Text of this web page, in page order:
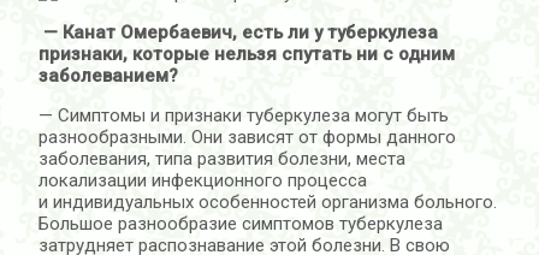
— Канат Омербаевич, есть ли у туберкулеза
признаки, которые нельзя спутать ни с одним
заболеванием?
— Симптомы и признаки туберкулеза могут быть
разнообразными. Они зависят от формы данного
заболевания, типа развития болезни, места
локализации инфекционного процесса
и индивидуальных особенностей организма больного.
Большое разнообразие симптомов туберкулеза
затрудняет распознавание этой болезни. В свою